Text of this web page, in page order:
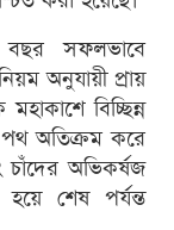
সফলভাবে
অনুযায়ী প্রায়
বিচ্ছিন্ন
পথ অতিক্রম করে
চাঁদের অভিকর্ষজ
শেষ পর্যন্ত